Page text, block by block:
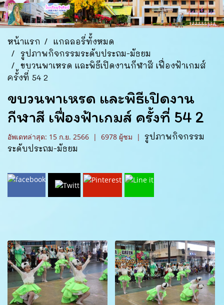
หน้าแรก
แกลลอรี่ทั้งหมด
รูปภาพกิจกรรมระดับประถม-มัธยม
ขบวนพาเหรด และพิธีเปิดงานกีฬาสี เฟื่องฟ้าเกมส์
ครั้งที่ 54 2
ขบวนพาเหรด และพิธีเปิดงาน
กีฬาสี เฟื่องฟ้าเกมส์ ครั้งที่ 54 2
อัพเดทล่าสุด: 15 ก.ย. 2566 | 6978 ผู้ชม | รูปภาพกิจกรรม
ระดับประถม-มัธยม